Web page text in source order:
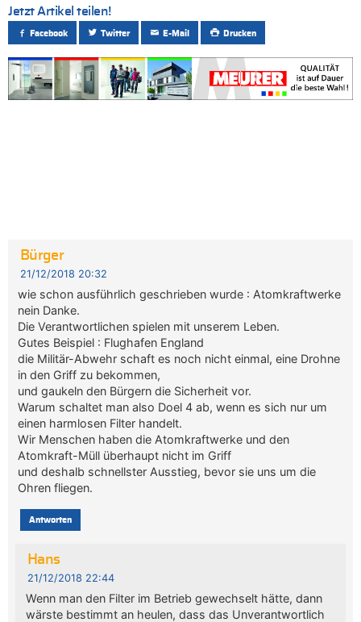
Jetzt Artikel teilen!
Facebook Twitter E-Mail Drucken
Bürger
21/12/2018 20:32
wie schon ausführlich geschrieben wurde : Atomkraftwerke
nein Danke.
Die Verantwortlichen spielen mit unserem Leben.
Gutes Beispiel : Flughafen England
die Militär-Abwehr schaft es noch nicht einmal, eine Drohne
in den Griff zu bekommen,
und gaukeln den Bürgern die Sicherheit vor.
Warum schaltet man also Doel 4 ab, wenn es sich nur um
einen harmlosen Filter handelt.
Wir Menschen haben die Atomkraftwerke und den
Atomkraft-Müll überhaupt nicht im Griff
und deshalb schnellster Ausstieg, bevor sie uns um die
Ohren fliegen.
Antworten
Hans
21/12/2018 22:44
Wenn man den Filter im Betrieb gewechselt hätte, dann
wärste bestimmt an heulen, dass das Unverantwortlich